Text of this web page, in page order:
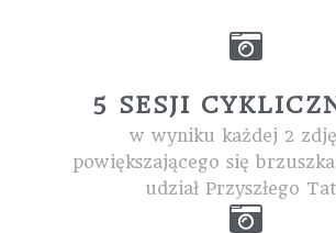
5 SESJI
w wyniku każdej 2
powiększającego się
udział Przyszłego